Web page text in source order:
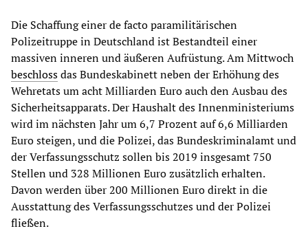
Die Schaffung einer de facto paramilitärischen
Polizeitruppe in Deutschland ist Bestandteil einer
massiven inneren und äußeren Aufrüstung. Am Mittwoch
beschlossdas Bundeskabinett neben der Erhöhung des
Wehretats um acht Milliarden Euro auch den Ausbau des
Sicherheitsapparats. Der Haushalt des Innenministeriums
wird im nächsten Jahr um 6,7 Prozent auf 6,6 Milliarden
Euro steigen, und die Polizei, das Bundeskriminalamt und
der Verfassungsschutz sollen bis 2019 insgesamt 750
Stellen und 328 Millionen Euro zusätzlich erhalten.
Davon werden über 200 Millionen Euro direkt in die
Ausstattung des Verfassungsschutzes und der Polizei
fließen.